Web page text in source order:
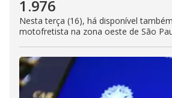
1.976
Nesta terça (16), há disponível
motofretista na zona oeste de São